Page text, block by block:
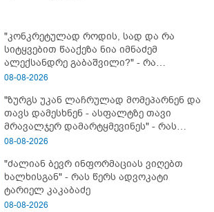
"კონკრეტულად როდის, სად და რა
სიტყვებით წააქეზა ნია იმნაძემ
ალექსანდრე გაბაშვილი?" - რა
მიმართვას ავრცელებს ნია იმნაძის
08-08-2026
"ზურგს უკან ლაჩრულად მომეპარნენ და
თავს დამესხნენ - ასფალტზე თავი
მრავალჯერ დამარტყმევინეს" - რას
ჰყვება კურიერი, რომელსაც
გაუსწორდნენ?
08-08-2026
"ძალიან ბევრ ინფორმაციას ვიღებთ
ხალხისგან" - რას წერს ადვოკატი
ტარიელ კაკაბაძე
08-08-2026